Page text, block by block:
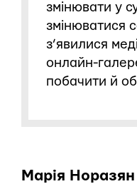
змінювати у
змінюватися
з’явилися
онлайн-
побачити й
Марія Норазян